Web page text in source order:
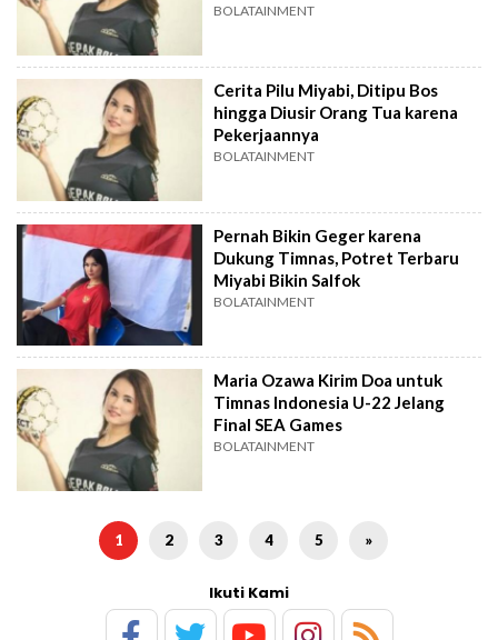
BOLATAINMENT
Cerita Pilu Miyabi, Ditipu Bos
hingga Diusir Orang Tua karena
Pekerjaannya
BOLATAINMENT
Pernah Bikin Geger karena
Dukung Timnas, Potret Terbaru
Miyabi Bikin Salfok
BOLATAINMENT
Maria Ozawa Kirim Doa untuk
Timnas Indonesia U-22 Jelang
Final SEA Games
BOLATAINMENT
1 2 3 4 5 »
Ikuti Kami